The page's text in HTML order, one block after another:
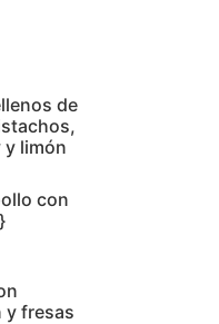
de
limón
con
y fresas